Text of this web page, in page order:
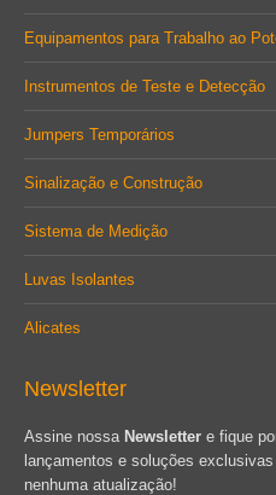
Equipamentos para Trabalho ao
Instrumentos de Teste e Detecção
Jumpers Temporários
Sinalização e Construção
Sistema de Medição
Luvas Isolantes
Alicates
Newsletter
Assine nossa Newsletter e fique
lançamentos e soluções
nenhuma atualização!